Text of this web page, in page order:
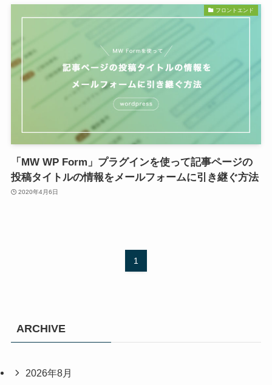
フロントエンド
「MW WP Form」プラグインを使って記事ページの
投稿タイトルの情報をメールフォームに引き継ぐ方法
2020年4月6日
1
ARCHIVE
2026年8月